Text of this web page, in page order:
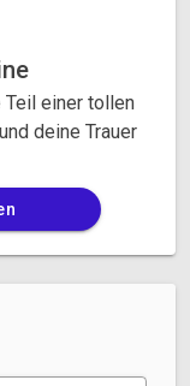
Teil einer tollen
deine Trauer